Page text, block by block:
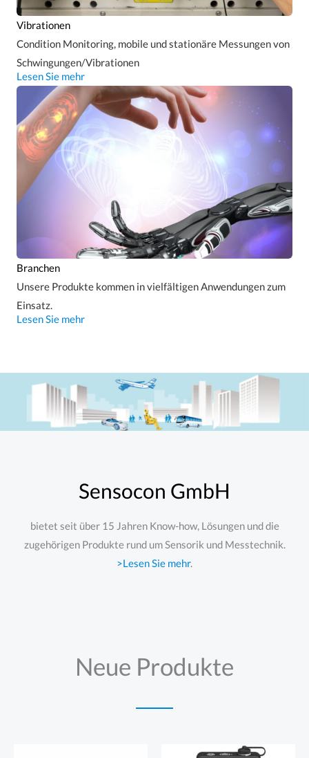
Vibrationen
Condition Monitoring, mobile und stationäre Messungen von
Schwingungen/Vibrationen
Lesen Sie mehr
Branchen
Unsere Produkte kommen in vielfältigen Anwendungen zum
Einsatz.
Lesen Sie mehr
Sensocon GmbH
bietet seit über 15 Jahren Know-how, Lösungen und die
zugehörigen Produkte rund um Sensorik und Messtechnik.
>Lesen Sie mehr.
Neue Produkte